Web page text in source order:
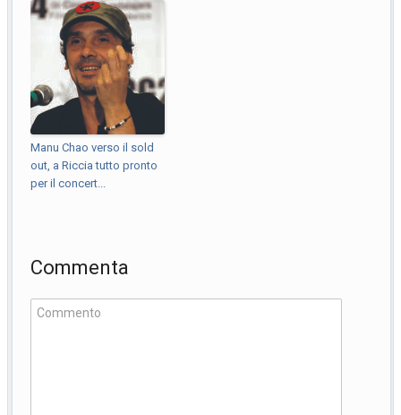
Manu Chao verso il sold
out, a Riccia tutto pronto
per il concert...
Commenta